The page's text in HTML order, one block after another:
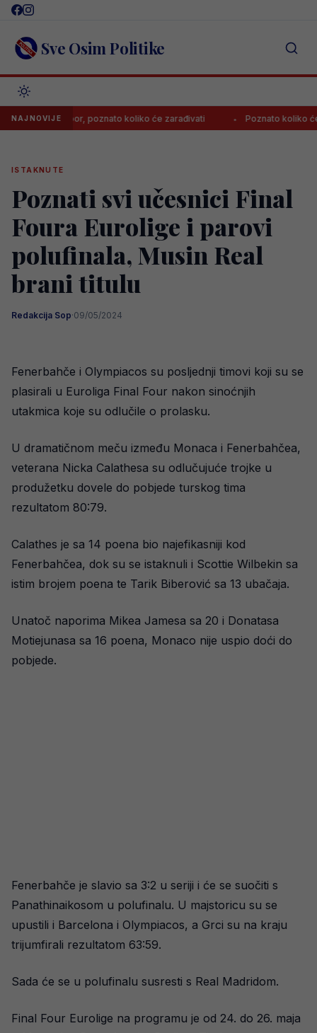
Skip
content Sve Osim Politike
NAJNOVIJEpoznato koliko će zarađivati Poznato koliko će
ISTAKNUTE
Poznati svi učesnici Final
Foura Eurolige i parovi
polufinala, Musin Real
brani titulu
Redakcija Sop·09/05/2024
Fenerbahče i Olympiacos su posljednji timovi koji su se
plasirali u Euroliga Final Four nakon sinoćnjih
utakmica koje su odlučile o prolasku.
U dramatičnom meču između Monaca i Fenerbahčea,
veterana Nicka Calathesa su odlučujuće trojke u
produžetku dovele do pobjede turskog tima
rezultatom 80:79.
Calathes je sa 14 poena bio najefikasniji kod
Fenerbahčea, dok su se istaknuli i Scottie Wilbekin sa
istim brojem poena te Tarik Biberović sa 13 ubačaja.
Unatoč naporima Mikea Jamesa sa 20 i Donatasa
Motiejunasa sa 16 poena, Monaco nije uspio doći do
pobjede.
Fenerbahče je slavio sa 3:2 u seriji i će se suočiti s
Panathinaikosom u polufinalu. U majstoricu su se
upustili i Barcelona i Olympiacos, a Grci su na kraju
trijumfirali rezultatom 63:59.
Sada će se u polufinalu susresti s Real Madridom.
Final Four Eurolige na programu je od 24. do 26. maja